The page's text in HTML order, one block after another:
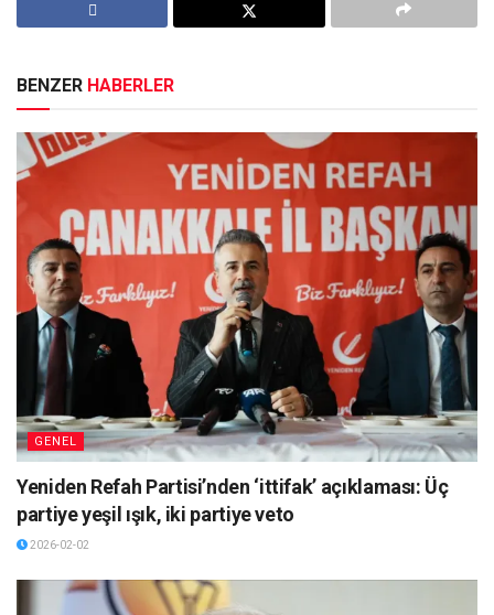
BENZER HABERLER
GENEL
Yeniden Refah Partisi’nden ‘ittifak’ açıklaması: Üç
partiye yeşil ışık, iki partiye veto
2026-02-02